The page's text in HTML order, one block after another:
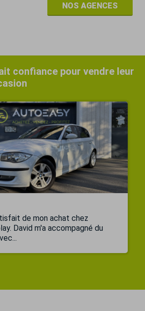
NOS AGENCES
confiance pour vendre leur
de mon achat chez
David m'a accompagné du